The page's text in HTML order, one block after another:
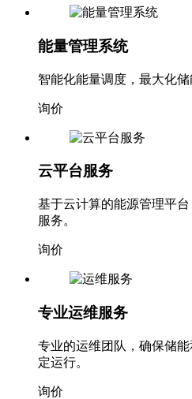
能量管理系统
智能化能量调度，最大化储
询价
云平台服务
基于云计算的能源管理平
服务。
询价
专业运维服务
专业的运维团队，确保储
定运行。
询价